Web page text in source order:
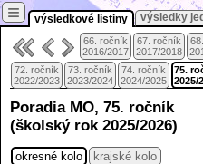
výsledkové listiny výsledky
≡
66. ročník
2016/2017
67. ročník
2017/2018
72. ročník
2022/2023
73. ročník
2023/2024
74. ročník
2024/2025
75.
2025/
Poradia MO, 75. ročník
(školský rok 2025/2026)
okresné kolo
krajské kolo